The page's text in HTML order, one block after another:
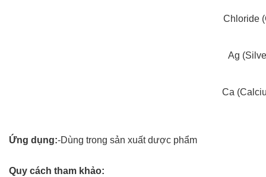
Chloride
Ag
Ca
Ứng dụng:-Dùng trong sản xuất dược phẩm
Quy cách tham khảo: